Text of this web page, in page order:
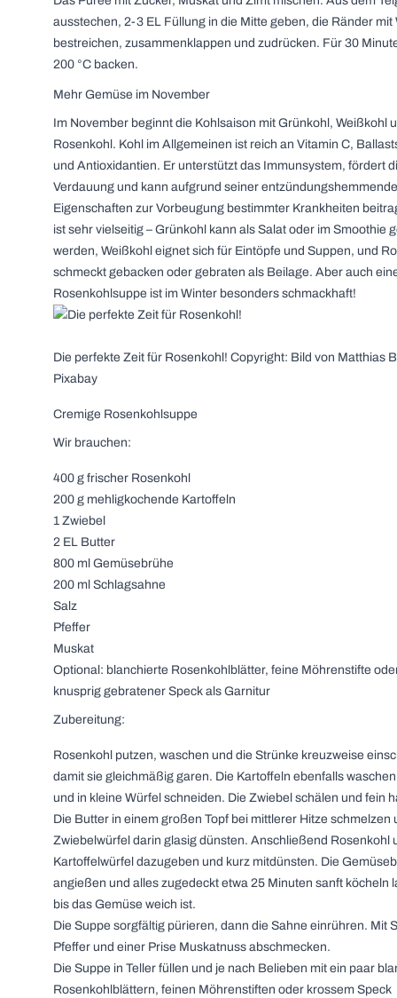
ausstechen, 2-3 EL Füllung in die Mitte geben, die Ränder mit
bestreichen, zusammenklappen und zudrücken. Für 30
200 °C backen.
Mehr Gemüse im November
Im November beginnt die Kohlsaison mit Grünkohl, Weißkohl
Rosenkohl. Kohl im Allgemeinen ist reich an Vitamin C,
und Antioxidantien. Er unterstützt das Immunsystem, fördert
Verdauung und kann aufgrund seiner
Eigenschaften zur Vorbeugung bestimmter Krankheiten
ist sehr vielseitig – Grünkohl kann als Salat oder im Smoothie
werden, Weißkohl eignet sich für Eintöpfe und Suppen, und
schmeckt gebacken oder gebraten als Beilage. Aber auch
Rosenkohlsuppe ist im Winter besonders schmackhaft!
Die perfekte Zeit für Rosenkohl! Copyright: Bild von Matthias
Pixabay
Cremige Rosenkohlsuppe
Wir brauchen:
400 g frischer Rosenkohl
200 g mehligkochende Kartoffeln
1 Zwiebel
2 EL Butter
800 ml Gemüsebrühe
200 ml Schlagsahne
Salz
Pfeffer
Muskat
Optional: blanchierte Rosenkohlblätter, feine Möhrenstifte
knusprig gebratener Speck als Garnitur
Zubereitung:
Rosenkohl putzen, waschen und die Strünke kreuzweise
damit sie gleichmäßig garen. Die Kartoffeln ebenfalls
und in kleine Würfel schneiden. Die Zwiebel schälen und fein
Die Butter in einem großen Topf bei mittlerer Hitze schmelzen
Zwiebelwürfel darin glasig dünsten. Anschließend Rosenkohl
Kartoffelwürfel dazugeben und kurz mitdünsten. Die
angießen und alles zugedeckt etwa 25 Minuten sanft köcheln
bis das Gemüse weich ist.
Die Suppe sorgfältig pürieren, dann die Sahne einrühren. Mit
Pfeffer und einer Prise Muskatnuss abschmecken.
Die Suppe in Teller füllen und je nach Belieben mit ein paar
Rosenkohlblättern, feinen Möhrenstiften oder krossem Speck